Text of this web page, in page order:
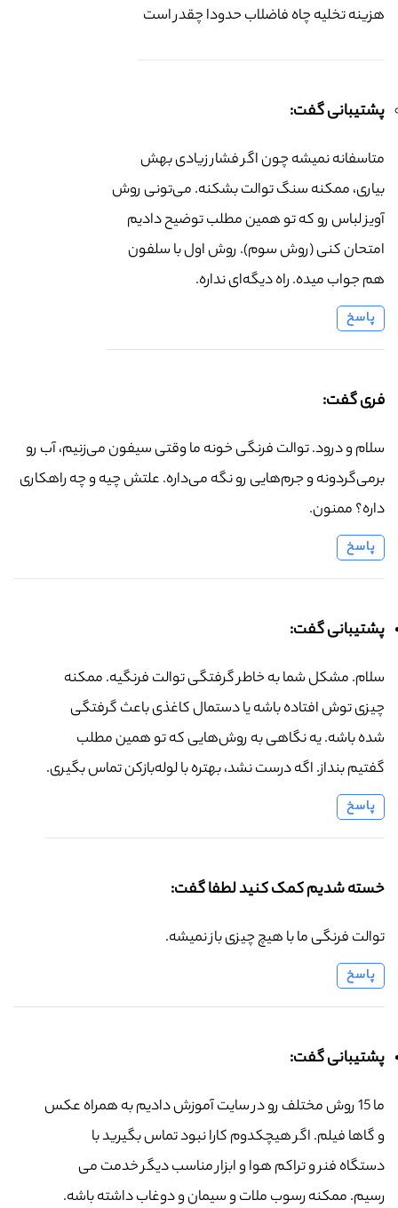
هزینه تخلیه چاه فاضلاب حدودا چقدر است
پشتیبانی گفت:
متاسفانه نمیشه چون اگر فشار زیادی بهش
بیاری، ممکنه سنگ توالت بشکنه. می‌تونی روش
آویز لباس رو که تو همین مطلب توضیح دادیم
امتحان کنی (روش سوم). روش اول با سلفون
هم جواب میده. راه دیگه‌ای نداره.
پاسخ
فری گفت:
سلام و درود. توالت فرنگی خونه ما وقتی سیفون می‌زنیم، آب رو
برمی‌گردونه و جرم‌هایی رو نگه می‌داره. علتش چیه و چه راهکاری
داره؟ ممنون.
پاسخ
پشتیبانی گفت:
سلام. مشکل شما به خاطر گرفتگی توالت فرنگیه. ممکنه
چیزی توش افتاده باشه یا دستمال کاغذی باعث گرفتگی
شده باشه. یه نگاهی به روش‌هایی که تو همین مطلب
گفتیم بنداز. اگه درست نشد، بهتره با لوله‌بازکن تماس بگیری.
پاسخ
خسته شدیم کمک کنید لطفا گفت:
توالت فرنگی ما با هیچ چیزی باز نمیشه.
پاسخ
پشتیبانی گفت:
ما 15 روش مختلف رو در سایت آموزش دادیم به همراه عکس
و گاها فیلم. اگر هیچکدوم کارا نبود تماس بگیرید با
دستگاه فنر و تراکم هوا و ابزار مناسب دیگر خدمت می
رسیم. ممکنه رسوب ملات و سیمان و دوغاب داشته باشه.